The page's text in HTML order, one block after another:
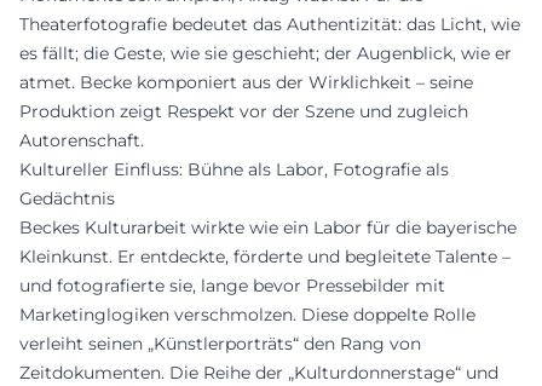
Theaterfotografie bedeutet das Authentizität: das Licht, wie
es fällt; die Geste, wie sie geschieht; der Augenblick, wie er
atmet. Becke komponiert aus der Wirklichkeit – seine
Produktion zeigt Respekt vor der Szene und zugleich
Autorenschaft.
Kultureller Einfluss: Bühne als Labor, Fotografie als
Gedächtnis
Beckes Kulturarbeit wirkte wie ein Labor für die bayerische
Kleinkunst. Er entdeckte, förderte und begleitete Talente –
und fotografierte sie, lange bevor Pressebilder mit
Marketinglogiken verschmolzen. Diese doppelte Rolle
verleiht seinen „Künstlerporträts“ den Rang von
Zeitdokumenten. Die Reihe der „Kulturdonnerstage“ und